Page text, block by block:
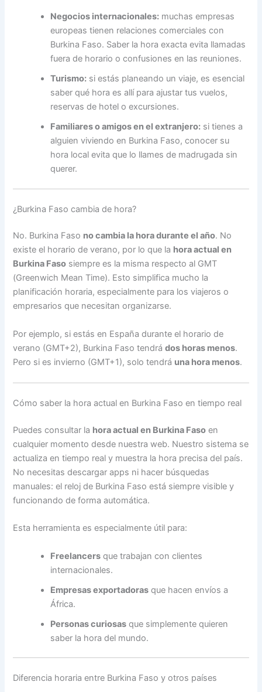
Negocios internacionales: muchas empresas
europeas tienen relaciones comerciales con
Burkina Faso. Saber la hora exacta evita llamadas
fuera de horario o confusiones en las reuniones.
Turismo: si estás planeando un viaje, es esencial
saber qué hora es allí para ajustar tus vuelos,
reservas de hotel o excursiones.
Familiares o amigos en el extranjero: si tienes a
alguien viviendo en Burkina Faso, conocer su
hora local evita que lo llames de madrugada sin
querer.
¿Burkina Faso cambia de hora?
No. Burkina Faso no cambia la hora durante el año. No
existe el horario de verano, por lo que la hora actual en
Burkina Faso siempre es la misma respecto al GMT
(Greenwich Mean Time). Esto simplifica mucho la
planificación horaria, especialmente para los viajeros o
empresarios que necesitan organizarse.
Por ejemplo, si estás en España durante el horario de
verano (GMT+2), Burkina Faso tendrádos horas menos.
Pero si es invierno (GMT+1), solo tendrá una hora menos.
Cómo saber la hora actual en Burkina Faso en tiempo real
Puedes consultar la hora actual en Burkina Faso en
cualquier momento desde nuestra web. Nuestro sistema se
actualiza en tiempo real y muestra la hora precisa del país.
No necesitas descargar apps ni hacer búsquedas
manuales: el reloj de Burkina Faso está siempre visible y
funcionando de forma automática.
Esta herramienta es especialmente útil para:
Freelancers que trabajan con clientes
internacionales.
Empresas exportadoras que hacen envíos a
África.
Personas curiosas que simplemente quieren
saber la hora del mundo.
Diferencia horaria entre Burkina Faso y otros países